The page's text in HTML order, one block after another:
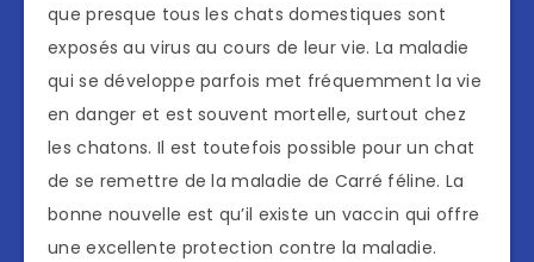
que presque tous les chats domestiques sont
exposés au virus au cours de leur vie. La maladie
qui se développe parfois met fréquemment la vie
en danger et est souvent mortelle, surtout chez
les chatons. Il est toutefois possible pour un chat
de se remettre de la maladie de Carré féline. La
bonne nouvelle est qu’il existe un vaccin qui offre
une excellente protection contre la maladie.